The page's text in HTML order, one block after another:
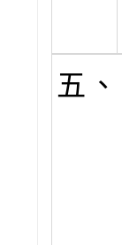
五、